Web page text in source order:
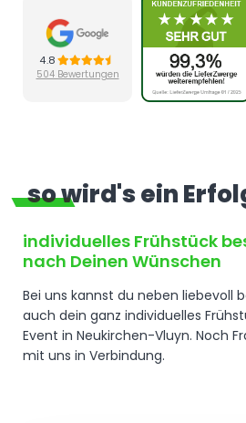
4.8
504 Bewertungen
so wird's ein
individuelles Frühstück
nach Deinen Wünschen
Bei uns kannst du neben liebevoll
auch dein ganz individuelles
Event in Neukirchen-Vluyn. Noch
mit uns in Verbindung.